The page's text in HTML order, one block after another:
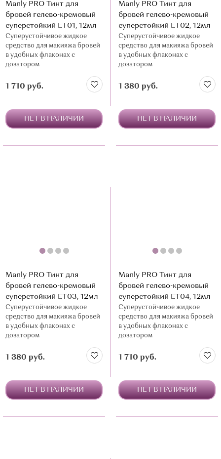
Manly PRO Тинт для
бровей гелево-кремовый
суперстойкий ЕТ01, 12мл
Суперустойчивое жидкое
средство для макияжа бровей
в удобных флаконах с
дозатором
1 710 руб.
НЕТ В НАЛИЧИИ
Manly PRO Тинт для
бровей гелево-кремовый
суперстойкий ЕТ02, 12мл
Суперустойчивое жидкое
средство для макияжа бровей
в удобных флаконах с
дозатором
1 380 руб.
НЕТ В НАЛИЧИИ
Manly PRO Тинт для
бровей гелево-кремовый
суперстойкий ЕТ03, 12мл
Суперустойчивое жидкое
средство для макияжа бровей
в удобных флаконах с
дозатором
1 380 руб.
НЕТ В НАЛИЧИИ
Manly PRO Тинт для
бровей гелево-кремовый
суперстойкий ЕТ04, 12мл
Суперустойчивое жидкое
средство для макияжа бровей
в удобных флаконах с
дозатором
1 710 руб.
НЕТ В НАЛИЧИИ